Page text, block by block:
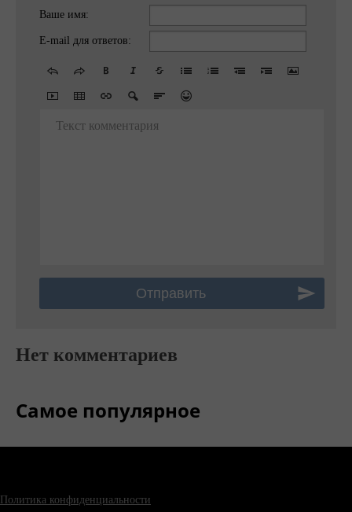
Ваше имя:
E-mail для ответов:
Текст комментария
Нет комментариев
Самое популярное
Политика конфиденциальности